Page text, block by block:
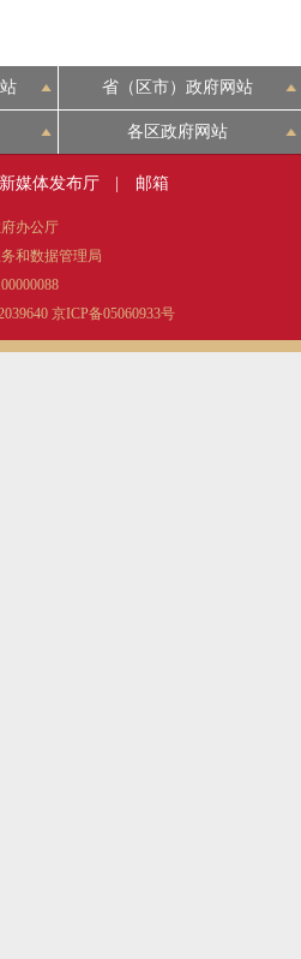
省（区市）政府网站
各区政府网站
媒体发布厅 邮箱
办公厅
和数据管理局
京ICP备05060933号